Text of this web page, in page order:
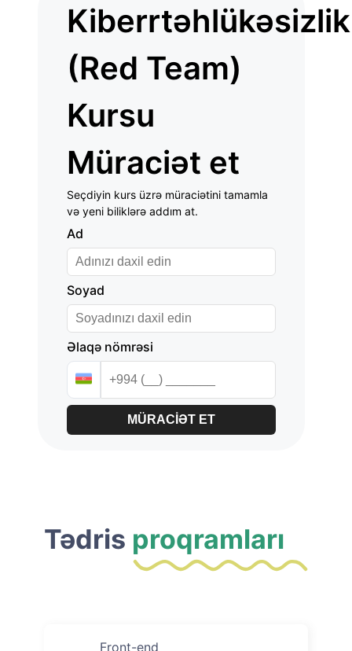
Kiberrtəhlükəsizlik
(Red Team)
Kursu
Müraciət et
Seçdiyin kurs üzrə müraciətini tamamla
və yeni biliklərə addım at.
Ad
Soyad
Əlaqə nömrəsi
MÜRACİƏT ET
Tədris proqramları
Front-end